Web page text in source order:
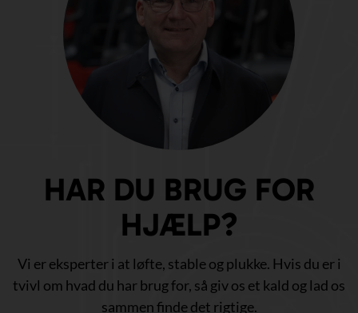
HAR DU BRUG FOR
HJÆLP?
Vi er eksperter i at løfte, stable og plukke. Hvis du er i
tvivl om hvad du har brug for, så giv os et kald og lad os
sammen finde det rigtige.